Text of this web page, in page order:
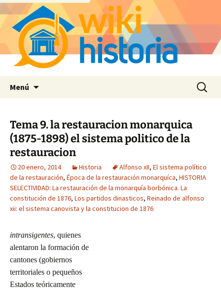
Menú Buscar:
Tema 9. la restauracion monarquica
(1875-1898) el sistema politico de la
restauracion
20 enero, 2014 Historia Alfonso xII, El sistema político
de la restauración, Época de la restauración monarquíca, HISTORIA
SELECTIVIDAD: La restauración de la monarquía borbónica. La
constitución de 1876, Los partidos dinasticos, Reinado de alfonso
xii: el sistema canovista y la constitucion de 1876
intransigentes, quienes
alentaron la formación de
cantones (gobiernos
territoriales o pequeños
Estados teóricamente